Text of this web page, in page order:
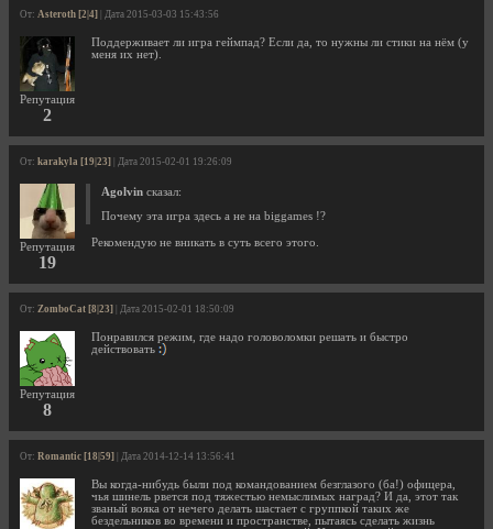
От: Asteroth [2|4] | Дата 2015-03-03 15:43:56
Репутация
2
Поддерживает ли игра геймпад? Если да, то нужны ли стики на нём (у
меня их нет).
От: karakyla [19|23] | Дата 2015-02-01 19:26:09
Репутация
19
Agolvin сказал:
Почему эта игра здесь а не на biggames !?
Рекомендую не вникать в суть всего этого.
От: ZomboCat [8|23] | Дата 2015-02-01 18:50:09
Репутация
8
Понравился режим, где надо головоломки решать и быстро
действовать
От: Romantic [18|59] | Дата 2014-12-14 13:56:41
Вы когда-нибудь были под командованием безглазого (ба!) офицера,
чья шинель рвется под тяжестью немыслимых наград? И да, этот так
званый вояка от нечего делать шастает с группкой таких же
бездельников во времени и пространстве, пытаясь сделать жизнь